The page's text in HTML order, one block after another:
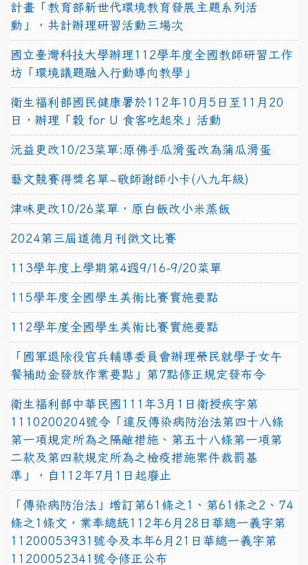
計畫「教育部新世代環境教育發展主題系列活
動」，共計辦理研習活動三場次
國立臺灣科技大學辦理112學年度全國教師研習工作
坊「環境議題融入行動導向教學」
衛生福利部國民健康署於112年10月5日至11月20
日，辦理「穀 for U 食客吃起來」活動
沅益更改10/23菜單:原佛手瓜滑蛋改為蒲瓜滑蛋
藝文競賽得獎名單~敬師謝師小卡(八九年級)
津味更改10/26菜單，原白飯改小米蒸飯
2024第三屆道德月刊徵文比賽
113學年度上學期第4週9/16-9/20菜單
115學年度全國學生美術比賽實施要點
112學年度全國學生美術比賽實施要點
「國軍退除役官兵輔導委員會辦理榮民就學子女午
餐補助金發放作業要點」第7點修正規定發布令
衛生福利部中華民國111年3月1日衛授疾字第
1110200204號令「違反傳染病防治法第四十八條
第一項規定所為之隔離措施、第五十八條第一項第
二款及第四款規定所為之檢疫措施案件裁罰基
準」，自112年7月1日起廢止
「傳染病防治法」增訂第61條之1、第61條之2、74
條之1條文，業奉總統112年6月28日華總一義字第
11200053931號令及本年6月21日華總一義字第
11200052341號令修正公布